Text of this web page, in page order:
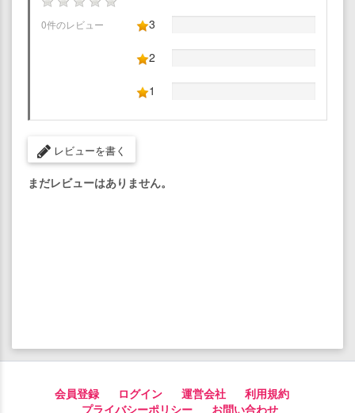
0件のレビュー 3
2
1
レビューを書く
まだレビューはありません。
会員登録 ログイン 運営会社
利用規約
プライバシーポリシー
お問い合わせ